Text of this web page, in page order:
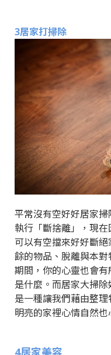
3居家打掃除
平常沒有空好好居家
執行「斷捨離」，現
可以有空擋來好好斷
餘的物品、脫離與本
期間，你的心靈也會
是什麼。而居家大掃
是一種讓我們藉由整
明亮的家裡心情自然也